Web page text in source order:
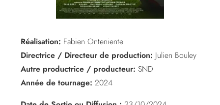
Réalisation: Fabien Onteniente
Directrice / Directeur de production: Julien Bouley
Autre productrice / producteur: SND
Année de tournage: 2024